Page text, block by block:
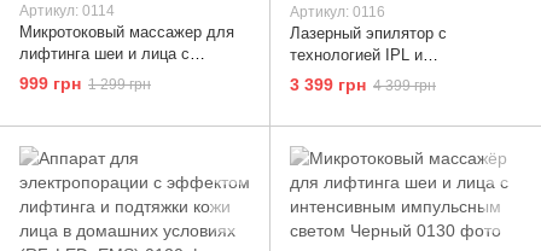
Артикул: 0114
Микротоковый массажер для
лифтинга шеи и лица с
интенсивным импульсным
светом
999 грн 1 299 грн
Артикул: 0116
Лазерный эпилятор с
технологией IPL и
охлаждающим эффектом
3 399 грн 4 399 грн